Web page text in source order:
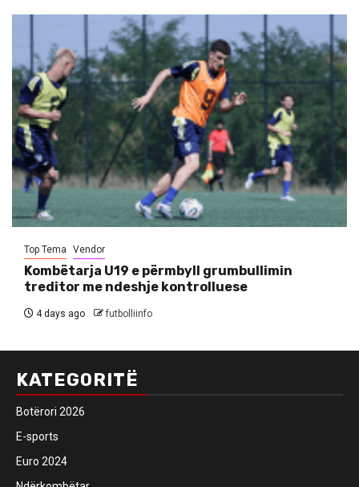
Top Tema Vendor
Kombëtarja U19 e përmbyll grumbullimin
treditor me ndeshje kontrolluese
4 days ago futbolliinfo
KATEGORITË
Botërori 2026
E-sports
Euro 2024